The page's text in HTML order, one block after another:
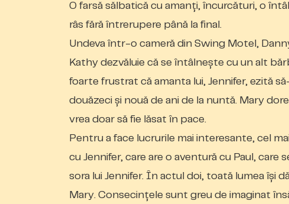
O farsă sălbatică cu amanți, încurcături, o
râs fără întrerupere până la final.
Undeva într-o cameră din Swing Motel,
Kathy dezvăluie că se întâlnește cu un alt
foarte frustrat că amanta lui, Jennifer, ezită
douăzeci și nouă de ani de la nuntă. Mary
vrea doar să fie lăsat în pace.
Pentru a face lucrurile mai interesante, cel
cu Jennifer, care are o aventură cu Paul,
sora lui Jennifer. În actul doi, toată lumea își
Mary. Consecințele sunt greu de imaginat